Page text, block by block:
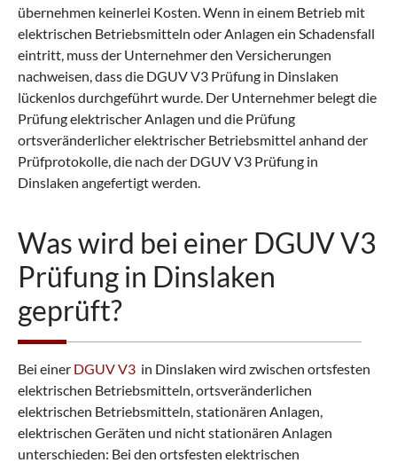
übernehmen keinerlei Kosten. Wenn in einem Betrieb mit
elektrischen Betriebsmitteln oder Anlagen ein Schadensfall
eintritt, muss der Unternehmer den Versicherungen
nachweisen, dass die DGUV V3 Prüfung in Dinslaken
lückenlos durchgeführt wurde. Der Unternehmer belegt die
Prüfung elektrischer Anlagen und die Prüfung
ortsveränderlicher elektrischer Betriebsmittel anhand der
Prüfprotokolle, die nach der DGUV V3 Prüfung in
Dinslaken angefertigt werden.
Was wird bei einer DGUV V3
Prüfung in Dinslaken
geprüft?
Bei einer DGUV V3 in Dinslaken wird zwischen ortsfesten
elektrischen Betriebsmitteln, ortsveränderlichen
elektrischen Betriebsmitteln, stationären Anlagen,
elektrischen Geräten und nicht stationären Anlagen
unterschieden: Bei den ortsfesten elektrischen